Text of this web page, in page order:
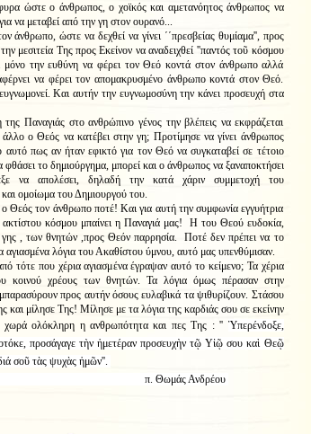
ώστε ο άνθρωπος, ο χοϊκός και αμετανόητος άνθρωπος να
να μεταβεί από την γη στον ουρανό...
ώστε να δεχθεί να γίνει ΄΄πρεσβείας θυμίαμα'', προς
μεσιτεία Της προς Εκείνον να αναδειχθεί ''παντός τοῦ κόσμου
μόνο την ευθύνη να φέρει τον Θεό κοντά στον άνθρωπο αλλά
να φέρει τον απομακρυσμένο άνθρωπο κοντά στον Θεό.
Και αυτήν την ευγνωμοσύνη την κάνει προσευχή στα
Παναγιάς στο ανθρώπινο γένος την βλέπεις να εκφράζεται
άλλο ο Θεός να κατέβει στην γη; Προτίμησε να γίνει άνθρωπος
αυτό πως αν ήταν εφικτό για τον Θεό νασυγκαταβεί σε τέτοιο
το δημιούργημα, μπορεί και ο άνθρωπος να ξαναποκτήσει
να απολέσει, δηλαδή την κατά χάριν συμμετοχή του
ομοίωμα του Δημιουργού του.
Θεός τον άνθρωπο ποτέ! Και για αυτή την συμφωνία εγγυήτρια
ακτίστου κόσμου μπαίνει η Παναγιά μας! Η του Θεού ευδοκία,
γης , των θνητών ,προς Θεόν παρρησία. Ποτέ δεν πρέπει να το
λόγια του Ακαθίστου ύμνου, αυτό μας υπενθύμισαν.
τότε που χέρια αγιασμένα έγραψαν αυτό το κείμενο; Τα χέρια
κοινού χρέους των θνητών. Τα λόγια όμως πέρασαν στην
προς αυτήν όσους ευλαβικά τα ψιθυρίζουν. Στάσου
και μίλησε Της! Μίλησε με τα λόγια της καρδιάς σου σε εκείνην
χωρά ολόκληρη η ανθρωπότητα και πες Της : '' Ὑπερένδοξε,
προσάγαγε τὴν ἡμετέραν προσευχὴν τῷ Υἱῷ σου καὶ Θεῷ
σοῦ τὰς ψυχὰς ἡμῶν''.
Ανδρέου